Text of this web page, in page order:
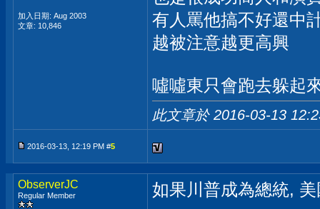
加入日期: Aug 2003
文章: 10,846
有人罵他搞不好還中
越被注意越更高興
噓噓東只會跑去躲起
此文章於 2016-03-13
2016-03-13, 12:19 PM #5
ObserverJC
Regular Member 如果川普成為總統,